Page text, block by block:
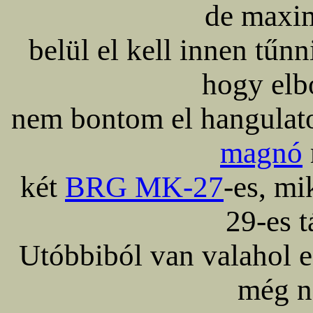
de
belül el kell innen
hogy
nem bontom el
magnó
két BRG MK-27-es,
29-es
Utóbbiból van valahol
még